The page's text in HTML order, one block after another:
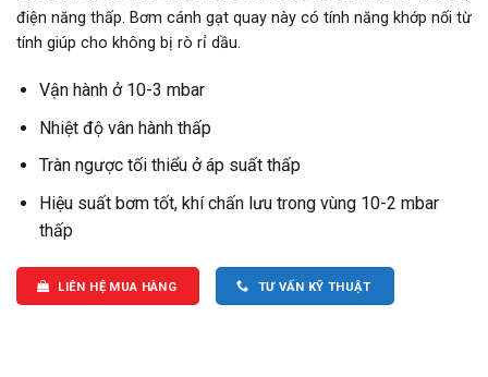
điện năng thấp. Bơm cánh gạt quay này có tính năng khớp nối từ
tính giúp cho không bị rò rỉ dầu.
Vận hành ở 10-3 mbar
Nhiệt độ vân hành thấp
Tràn ngược tối thiểu ở áp suất thấp
Hiệu suất bơm tốt, khí chấn lưu trong vùng 10-2 mbar
thấp
LIÊN HỆ MUA HÀNG TƯ VẤN KỸ THUẬT